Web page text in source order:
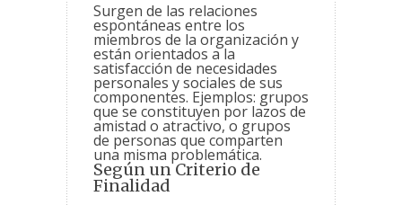
Surgen de las relaciones
espontáneas entre los
miembros de la organización y
están orientados a la
satisfacción de necesidades
personales y sociales de sus
componentes. Ejemplos: grupos
que se constituyen por lazos de
amistad o atractivo, o grupos
de personas que comparten
una misma problemática.
Según un Criterio de
Finalidad